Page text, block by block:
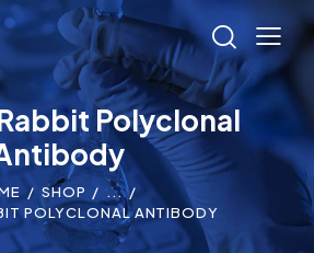
Polyclonal
SHOP
...
POLYCLONAL ANTIBODY